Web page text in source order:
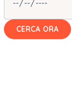
CERCA ORA